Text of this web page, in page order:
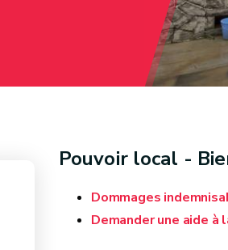
Pouvoir local -
Dommages
Demander une aide